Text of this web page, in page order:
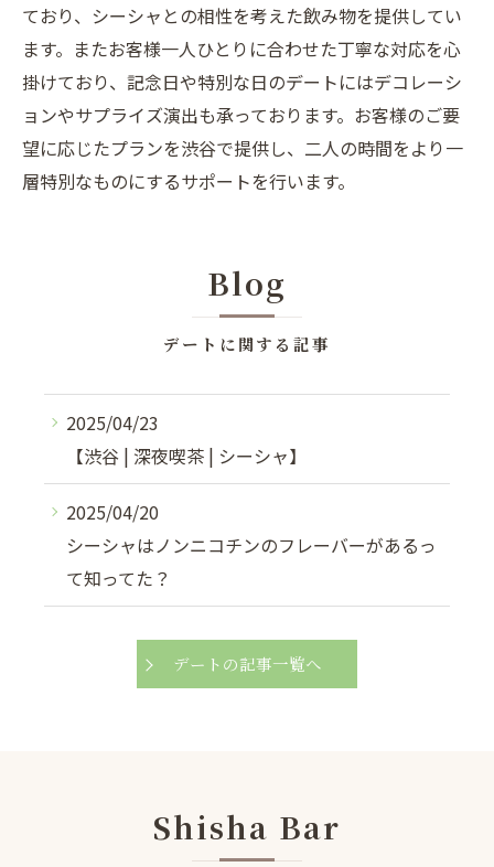
ており、シーシャとの相性を考えた飲み物を提供してい
ます。またお客様一人ひとりに合わせた丁寧な対応を心
掛けており、記念日や特別な日のデートにはデコレーシ
ョンやサプライズ演出も承っております。お客様のご要
望に応じたプランを渋谷で提供し、二人の時間をより一
層特別なものにするサポートを行います。
Blog
デートに関する記事
2025/04/23
【渋谷 | 深夜喫茶 | シーシャ】
2025/04/20
シーシャはノンニコチンのフレーバーがあるっ
て知ってた？
デートの記事一覧へ
Shisha Bar